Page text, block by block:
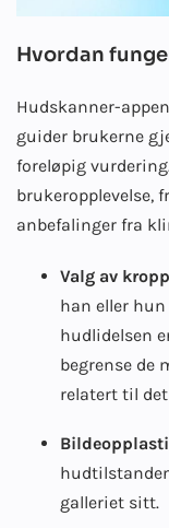
Hvordan
Hudskanner-
guider brukerne
foreløpig
brukeropplevelse,
anbefalinger fra
Valg av
han eller
hudlidelsen
begrense de
relatert til
galleriet sitt.